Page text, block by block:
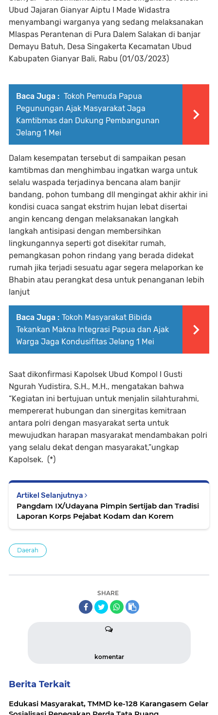
Ubud Jajaran Gianyar Aiptu I Made Widastra
menyambangi warganya yang sedang melaksanakan
Mlaspas Perantenan di Pura Dalem Salakan di banjar
Demayu Batuh, Desa Singakerta Kecamatan Ubud
Kabupaten Gianyar Bali, Rabu (01/03/2023)
Baca Juga : Tokoh Pemuda Papua
Pegunungan Ajak Masyarakat Jaga
Kamtibmas dan Dukung Pembangunan
Jelang 1 Mei
Dalam kesempatan tersebut di sampaikan pesan
kamtibmas dan menghimbau ingatkan warga untuk
selalu waspada terjadinya bencana alam banjir
bandang, pohon tumbang dll mengingat akhir akhir ini
kondisi cuaca sangat ekstrim hujan lebat disertai
angin kencang dengan melaksanakan langkah
langkah antisipasi dengan membersihkan
lingkungannya seperti got disekitar rumah,
pemangkasan pohon rindang yang berada didekat
rumah jika terjadi sesuatu agar segera melaporkan ke
Bhabin atau perangkat desa untuk penanganan lebih
lanjut
Baca Juga : Tokoh Masyarakat Bibida
Tekankan Makna Integrasi Papua dan Ajak
Warga Jaga Kondusifitas Jelang 1 Mei
Saat dikonfirmasi Kapolsek Ubud Kompol I Gusti
Ngurah Yudistira, S.H., M.H., mengatakan bahwa
“Kegiatan ini bertujuan untuk menjalin silahturahmi,
mempererat hubungan dan sinergitas kemitraan
antara polri dengan masyarakat serta untuk
mewujudkan harapan masyarakat mendambakan polri
yang selalu dekat dengan masyarakat,”ungkap
Kapolsek. (*)
Artikel Selanjutnya
Pangdam IX/Udayana Pimpin Sertijab dan Tradisi
Laporan Korps Pejabat Kodam dan Korem
Daerah
SHARE
komentar
Berita Terkait
Edukasi Masyarakat, TMMD ke-128 Karangasem Gelar